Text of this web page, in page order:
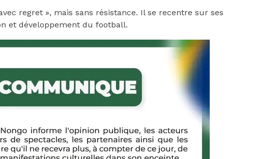
regret », mais sans résistance. Il se recentre sur ses
et développement du football.